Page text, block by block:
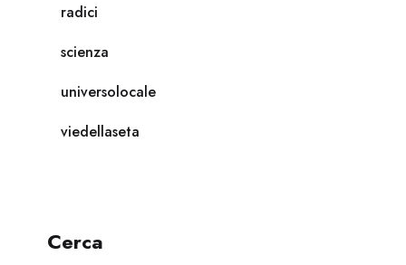
radici
scienza
universolocale
viedellaseta
Cerca